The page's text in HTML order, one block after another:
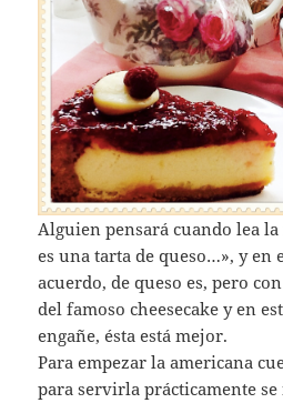
Alguien pensará cuando lea la
es una tarta de queso…», y en
acuerdo, de queso es, pero
del famoso cheesecake y en
engañe, ésta está mejor.
Para empezar la americana
para servirla prácticamente se